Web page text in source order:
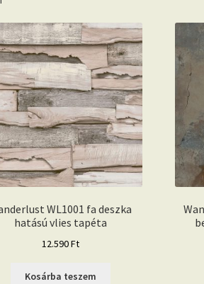
WL1001 fa deszka
hatású vlies tapéta
12.590Ft
Kosárba teszem